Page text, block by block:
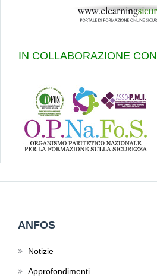
IN COLLABORAZIONE CON
ANFOS
Notizie
Approfondimenti